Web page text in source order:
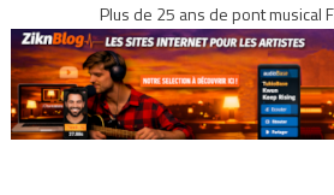
Plus de 25 ans de pont musical